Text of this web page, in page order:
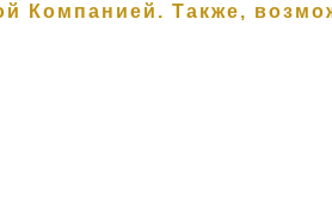
Компанией. Также,